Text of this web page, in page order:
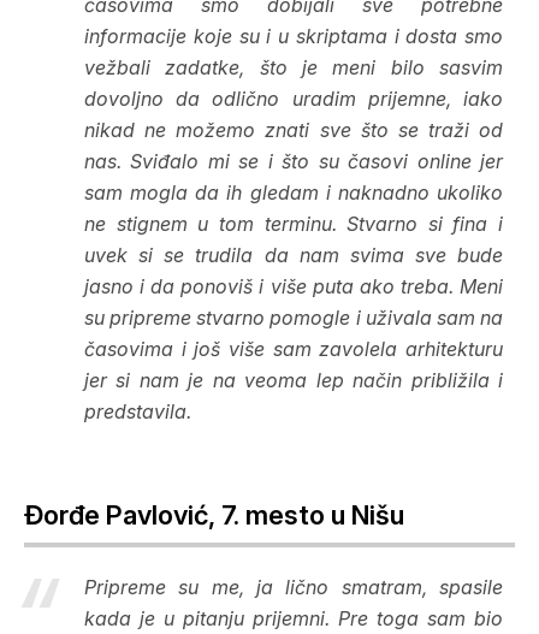
časovima smo dobijali sve potrebne
informacije koje su i u skriptama i dosta smo
vežbali zadatke, što je meni bilo sasvim
dovoljno da odlično uradim prijemne, iako
nikad ne možemo znati sve što se traži od
nas. Sviđalo mi se i što su časovi online jer
sam mogla da ih gledam i naknadno ukoliko
ne stignem u tom terminu. Stvarno si fina i
uvek si se trudila da nam svima sve bude
jasno i da ponoviš i više puta ako treba. Meni
su pripreme stvarno pomogle i uživala sam na
časovima i još više sam zavolela arhitekturu
jer si nam je na veoma lep način približila i
predstavila.
Đorđe Pavlović, 7. mesto u Nišu
Pripreme su me, ja lično smatram, spasile
kada je u pitanju prijemni. Pre toga sam bio